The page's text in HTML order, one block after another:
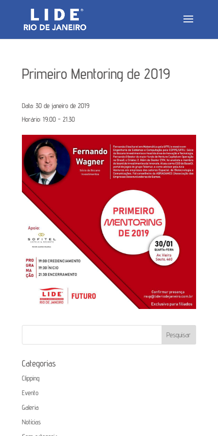
Primeiro Mentoring de 2019
Data: 30 de janeiro de 2019
Horário: 19.00 - 21.30
Categorias
Clipping
Evento
Galeria
Notícias